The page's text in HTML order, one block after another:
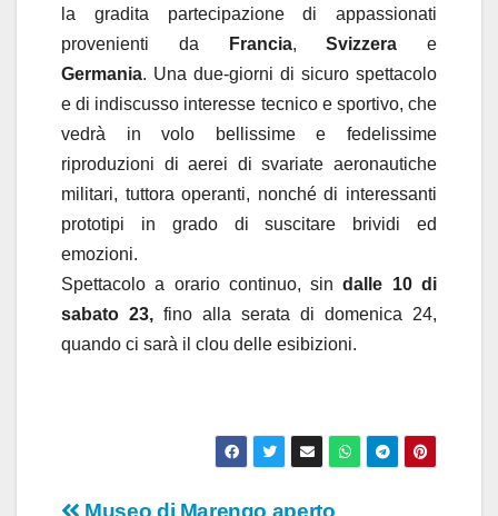
la gradita partecipazione di appassionati
provenienti da
Francia,Svizzera e
Germania. Una due-giorni di sicuro spettacolo
e di indiscusso interesse tecnico e sportivo, che
vedrà in volo bellissime e fedelissime
riproduzioni di aerei di svariate aeronautiche
militari, tuttora operanti, nonché di interessanti
prototipi in grado di suscitare brividi ed
emozioni.
Spettacolo a orario continuo, sindalle 10 di
sabato 23, fino alla serata di domenica 24,
quando ci sarà il clou delle esibizioni.
Museo di Marengo aperto